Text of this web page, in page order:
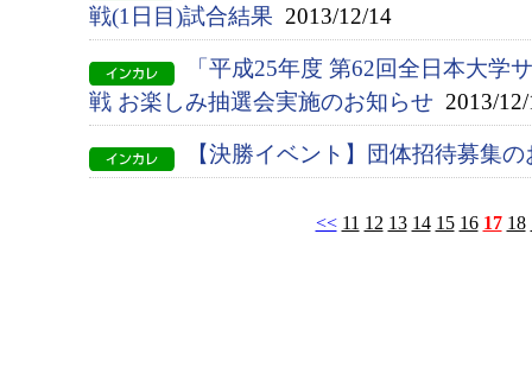
戦(1日目)試合結果 2013/12/14
「平成25年度 第62回全日本大学
戦 お楽しみ抽選会実施のお知らせ 2013/
【決勝イベント】団体招待募集
<< 11 12 13 14 15 16 17 18